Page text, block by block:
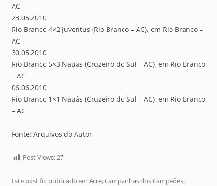
AC
23.05.2010
Rio Branco 4×2 Juventus (Rio Branco – AC), em Rio Branco –
AC
30.05.2010
Rio Branco 5×3 Nauás (Cruzeiro do Sul – AC), em Rio Branco
– AC
06.06.2010
Rio Branco 1×1 Nauás (Cruzeiro do Sul – AC), em Rio Branco
– AC
Fonte: Arquivos do Autor
Post Views:27
Este post foi publicado em Acre,Campanhas dos Campeões,